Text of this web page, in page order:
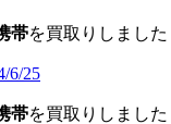
帯を買取りしました
帯を買取りしました